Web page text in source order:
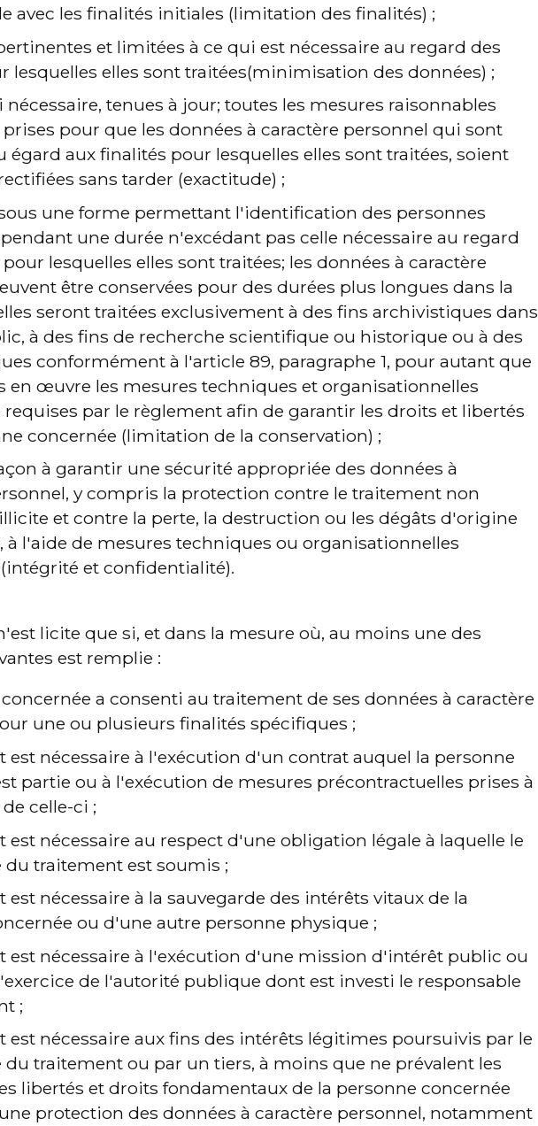
avec les finalités initiales (limitation des finalités) ;
et limitées à ce qui est nécessaire au regard des
lesquelles elles sont traitées(minimisation des données) ;
nécessaire, tenues à jour; toutes les mesures raisonnables
pour que les données à caractère personnel qui sont
égard aux finalités pour lesquelles elles sont traitées, soient
sans tarder (exactitude) ;
une forme permettant l'identification des personnes
une durée n'excédant pas celle nécessaire au regard
lesquelles elles sont traitées; les données à caractère
être conservées pour des durées plus longues dans la
seront traitées exclusivement à des fins archivistiques dans
à des fins de recherche scientifique ou historique ou à des
conformément à l'article 89, paragraphe 1, pour autant que
en œuvre les mesures techniques et organisationnelles
par le règlement afin de garantir les droits et libertés
concernée (limitation de la conservation) ;
à garantir une sécurité appropriée des données à
y compris la protection contre le traitement non
et contre la perte, la destruction ou les dégâts d'origine
à l'aide de mesures techniques ou organisationnelles
et confidentialité).
licite que si, et dans la mesure où, au moins une des
est remplie :
a consenti au traitement de ses données à caractère
une ou plusieurs finalités spécifiques ;
est nécessaire à l'exécution d'un contrat auquel la personne
partie ou à l'exécution de mesures précontractuelles prises à
celle-ci ;
est nécessaire au respect d'une obligation légale à laquelle le
du traitement est soumis ;
est nécessaire à la sauvegarde des intérêts vitaux de la
ou d'une autre personne physique ;
est nécessaire à l'exécution d'une mission d'intérêt public ou
de l'autorité publique dont est investi le responsable
;
est nécessaire aux fins des intérêts légitimes poursuivis par le
du traitement ou par un tiers, à moins que ne prévalent les
libertés et droits fondamentaux de la personne concernée
protection des données à caractère personnel, notamment